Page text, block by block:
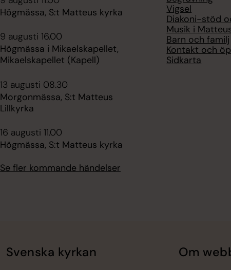
Högmässa, S:t Matteus kyrka
9 augusti 16.00
Högmässa i Mikaelskapellet,
Mikaelskapellet (Kapell)
13 augusti 08.30
Morgonmässa, S:t Matteus
Lillkyrka
16 augusti 11.00
Högmässa, S:t Matteus kyrka
Se fler kommande händelser
Vigsel
Diakoni-stöd
Musik i
Barn och familj
Kontakt och
Sidkarta
Svenska kyrkan Om